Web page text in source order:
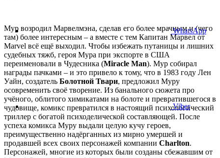
Мур возродил Марвелмэна, сделав его более мрачным и (чего
там) более интересным – а вместе с тем Капитан Марвел от
Marvel всё ещё выходил. Чтобы избежать путаницы и лишних
судебных тяжб, героя Мура при экспорте в США
переименовали в Чудесника (Miracle Man). Мур собирал
награды пачками – и это привело к тому, что в 1983 году Лен
Уайн, создатель Болотной Твари, предложил Муру
осовременить своё творение. Из банального сюжета про
учёного, облитого химикатами на болоте и превратившегося в
чудовище, комикс превратился в настоящий психологический
триллер с богатой психоделической составляющей. После
успеха комикса Муру выдали целую кучу героев,
преимущественно надёрганных из мирно умершей и
продавшей всех своих персонажей компании Charlton.
Персонажей, многие из которых были созданы сбежавшим от
WhatsApp
Viber